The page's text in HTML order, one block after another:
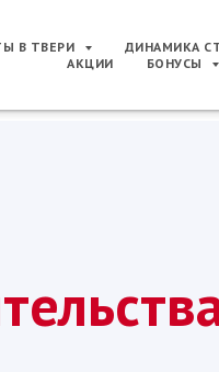
В ТВЕРИ ДИНАМИКА
АКЦИИ
БОНУСЫ